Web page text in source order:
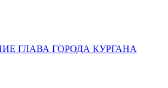
ГЛАВА ГОРОДА КУРГАНА